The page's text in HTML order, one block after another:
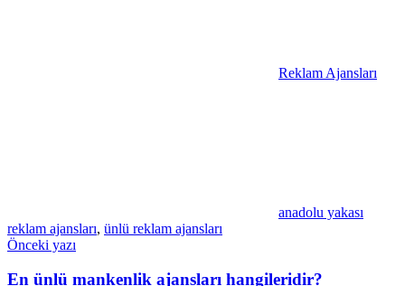
Reklam Ajansları
anadolu yakası
reklam ajansları, ünlü reklam ajansları
Yazı
gezinmesi
Önceki yazı
En ünlü mankenlik ajansları hangileridir?